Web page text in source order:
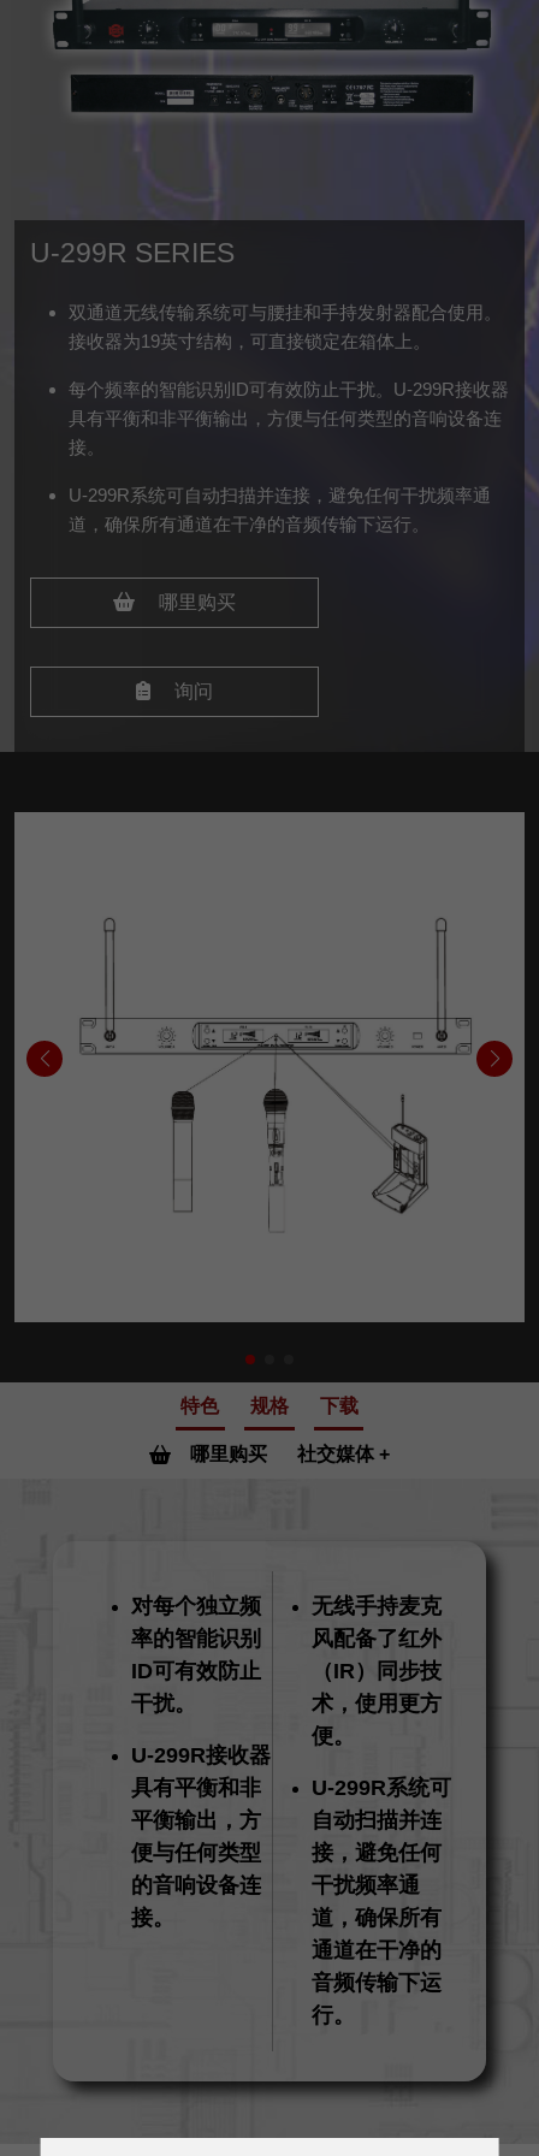
U-299R SERIES
双通道无线传输系统可与腰挂和手持发射器配合使用。
接收器为19英寸结构，可直接锁定在箱体上。
每个频率的智能识别ID可有效防止干扰。U-299R接收器
具有平衡和非平衡输出，方便与任何类型的音响设备连
接。
U-299R系统可自动扫描并连接，避免任何干扰频率通
道，确保所有通道在干净的音频传输下运行。
哪里购买
询问
特色 规格 下载
哪里购买 社交媒体
对每个独立频
率的智能识别
ID可有效防止
干扰。
U-299R接收器
具有平衡和非
平衡输出，方
便与任何类型
的音响设备连
接。
无线手持麦克
风配备了红外
（IR）同步技
术，使用更方
便。
U-299R系统可
自动扫描并连
接，避免任何
干扰频率通
道，确保所有
通道在干净的
音频传输下运
行。